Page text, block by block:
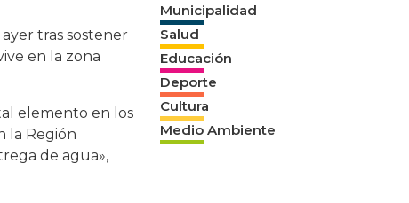
tras sostener
en la zona
elemento en los
la Región
de agua»,
Municipalidad
Salud
Educación
Deporte
Cultura
Medio Ambiente